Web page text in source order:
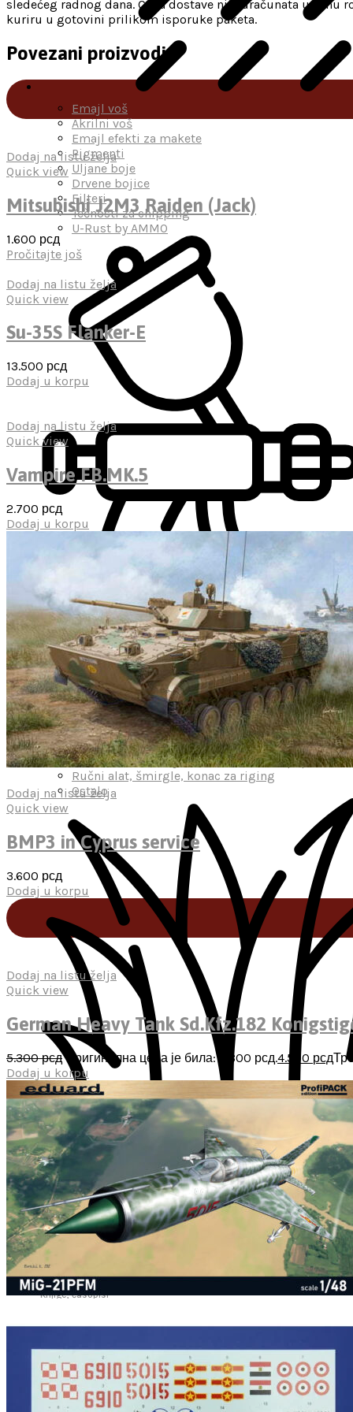
Emajl voš
Akrilni voš
Emajl efekti za makete
Pigmenti
Uljane boje
Drvene bojice
Filteri
Tečnosti za chipping
U-Rust by AMMO
Lepkovi
Četkice
Gitovi
Sredstva za dekale
Lakovi
Prajmeri
Airbrush i kompresori
Trake za maskiranje, maskoli, kabuki papir
Ručni alat, šmirgle, konac za riging
Ostalo
Akrilne teksture za diorame
Travnate podloge, žbunje, lišće
Sečene biljke i lišće
Osnove za diorame
Setovi diorama
Knjige, časopisi
sledećeg radnog dana. Cena dostave nije uračunata u cenu
kuriru u gotovini prilikom isporuke paketa.
Povezani proizvodi
Dodaj na listu želja
Quick view
Mitsubishi J2M3 Raiden (Jack)
1.600 рсд
Pročitajte još
Dodaj na listu želja
Quick view
Su-35S Flanker-E
13.500 рсд
Dodaj u korpu
Dodaj na listu želja
Quick view
Vampire FB.MK.5
2.700 рсд
Dodaj u korpu
Dodaj na listu želja
Quick view
BMP3 in Cyprus service
3.600 рсд
Dodaj u korpu
Dodaj na listu želja
Quick view
German Heavy Tank Sd.Kfz.182
5.300рсд Оригинална цена је била: 5.300 рсд.4.500 рсд
Dodaj u korpu